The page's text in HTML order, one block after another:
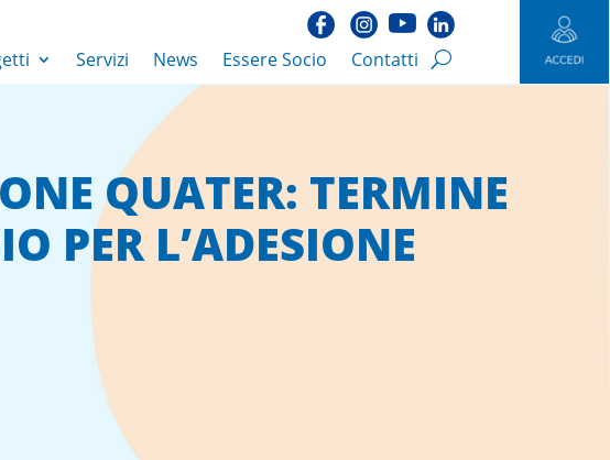
Servizi News Essere Socio Contatti
QUATER: TERMINE
PER L’ADESIONE